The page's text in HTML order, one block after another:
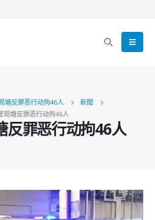
塘反罪恶行动拘46人
新聞
观塘反罪恶行动拘46人
反罪恶行动拘46人